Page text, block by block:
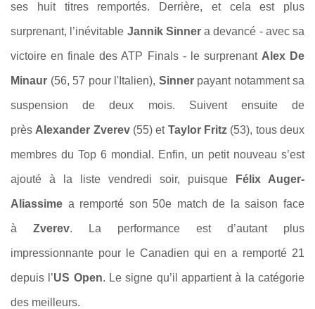
ses huit titres remportés. Derrière, et cela est plus
surprenant, l’inévitable Jannik Sinnera devancé - avec sa
victoire en finale des ATP Finals - le surprenant Alex De
Minaur (56, 57 pour l'Italien), Sinnerpayant notamment sa
suspension de deux mois. Suivent ensuite de
près Alexander Zverev(55) et Taylor Fritz (53), tous deux
membres du Top 6 mondial. Enfin, un petit nouveau s’est
ajouté à la liste vendredi soir, puisque Félix Auger-
Aliassime a remporté son 50e match de la saison face
à Zverev. La performance est d’autant plus
impressionnante pour le Canadien qui en a remporté 21
depuis l’US Open. Le signe qu’il appartient à la catégorie
des meilleurs.